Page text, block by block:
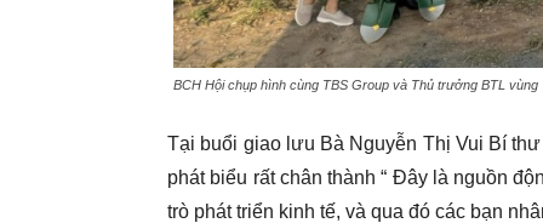
BCH Hội chụp hình cùng TBS Group và Thủ trưởng BTL vùng
Tại buổi giao lưu Bà Nguyễn Thị Vui Bí
phát biểu rất chân thành “ Đây là nguồn
trò phát triển kinh tế, và qua đó các bạn